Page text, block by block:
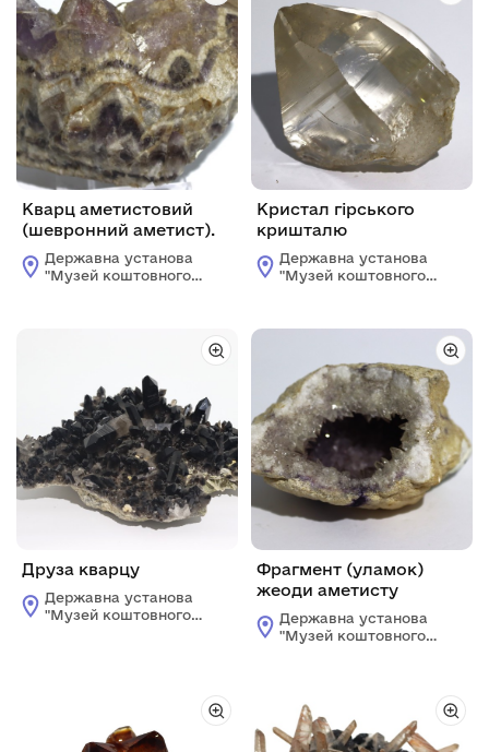
Кварц аметистовий
(шевронний аметист).
Державна установа
"Музей коштовного і
Кристал гірського
кришталю
Державна установа
"Музей коштовного і
Друза кварцу
Державна установа
"Музей коштовного і
Фрагмент (уламок)
жеоди аметисту
Державна установа
"Музей коштовного і